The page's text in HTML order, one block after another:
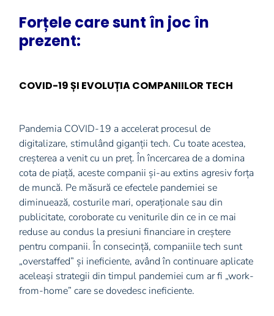
Forțele care sunt în joc în
prezent:
COVID-19 ȘI EVOLUȚIA COMPANIILOR TECH
Pandemia COVID-19 a accelerat procesul de
digitalizare, stimulând giganții tech. Cu toate acestea,
creșterea a venit cu un preț. În încercarea de a domina
cota de piață, aceste companii și-au extins agresiv forța
de muncă. Pe măsură ce efectele pandemiei se
diminuează, costurile mari, operaționale sau din
publicitate, coroborate cu veniturile din ce in ce mai
reduse au condus la presiuni financiare in creștere
pentru companii. În consecință, companiile tech sunt
„overstaffed” și ineficiente, având în continuare aplicate
aceleași strategii din timpul pandemiei cum ar fi „work-
from-home” care se dovedesc ineficiente.